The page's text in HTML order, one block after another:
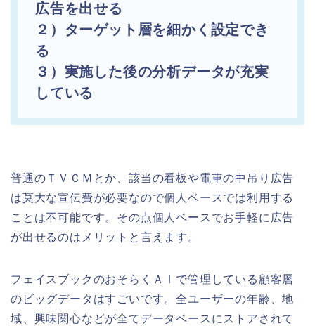
広告を出せる
２）ターゲット層を細かく設定でき
る
３）実施した後の分析データが充実
している
普通のＴＶＣＭとか、該当の看板や電車の中吊り広告
は莫大な宣伝費が必要なので個人ベースでは利用する
ことは不可能です。その点個人ベースでお手軽に広告
が出せるのはメリットと言えます。
フェイスブックのおそらくＡＩで管理している顧客層
のビッグデータはすごいです。全ユーザーの年齢、地
域、興味関心などが全てデータベースにストアされて